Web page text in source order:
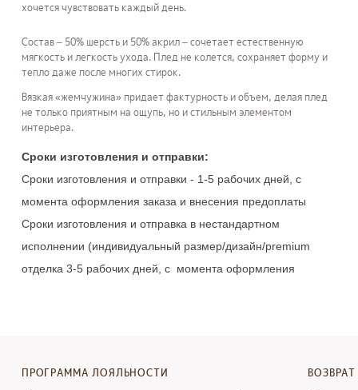
хочется чувствовать каждый день.
Состав – 50% шерсть и 50% акрил – сочетает естественную
мягкость и легкость ухода. Плед не колется, сохраняет форму и
тепло даже после многих стирок.
Вязкая «жемчужина» придает фактурность и объем, делая плед
не только приятным на ощупь, но и стильным элементом
интерьера.
Сроки изготовления и отправки:
Сроки изготовления и отправки - 1-5 рабочих дней, с
момента оформления заказа и внесения предоплаты
Сроки изготовления и отправка в нестандартном
исполнении (индивидуальный размер/дизайн/premium
отделка 3-5 рабочих дней, с  момента оформления
ПРОГРАММА ЛОЯЛЬНОСТИ
ВОЗВРАТ